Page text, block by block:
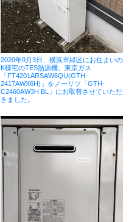
2020年9月3日、横浜市緑区にお住まいの
K様宅のTES熱源機、東京ガス
「FT4201ARSAW6QU(GTH-
2417AWX6H)」をノーリツ「GTH-
C2460AW3H BL」にお取替させていただ
きました。